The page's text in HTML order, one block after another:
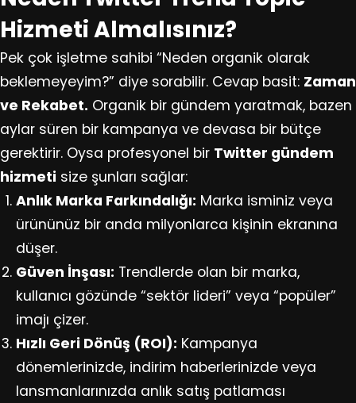
Hizmeti Almalısınız?
Pek çok işletme sahibi “Neden organik olarak
beklemeyeyim?” diye sorabilir. Cevap basit: Zaman
ve Rekabet. Organik bir gündem yaratmak, bazen
aylar süren bir kampanya ve devasa bir bütçe
gerektirir. Oysa profesyonel bir Twitter gündem
hizmeti size şunları sağlar:
Anlık Marka Farkındalığı: Marka isminiz veya
ürününüz bir anda milyonlarca kişinin ekranına
düşer.
Güven İnşası: Trendlerde olan bir marka,
kullanıcı gözünde “sektör lideri” veya “popüler”
imajı çizer.
Hızlı Geri Dönüş (ROI): Kampanya
dönemlerinizde, indirim haberlerinizde veya
lansmanlarınızda anlık satış patlaması